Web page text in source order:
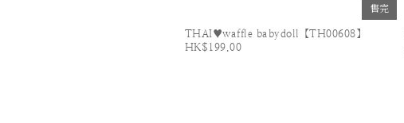
售完
THAI♥waffle babydoll【TH00608】
HK$199.00